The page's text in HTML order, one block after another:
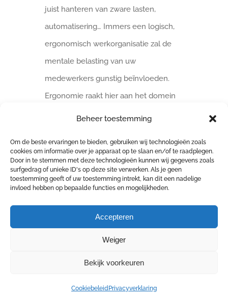
Beheer toestemming
Om de beste ervaringen te bieden, gebruiken wij technologieën zoals
cookies om informatie over je apparaat op te slaan en/of te raadplegen.
Door in te stemmen met deze technologieën kunnen wij gegevens zoals
surfgedrag of unieke ID's op deze site verwerken. Als je geen
toestemming geeft of uw toestemming intrekt, kan dit een nadelige
invloed hebben op bepaalde functies en mogelijkheden.
Accepteren
Weiger
Bekijk voorkeuren
Cookiebeleid Privacyverklaring
juist hanteren van zware lasten,
automatisering… Immers een logisch,
ergonomisch werkorganisatie zal de
mentale belasting van uw
medewerkers gunstig beïnvloeden.
Ergonomie raakt hier aan het domein
COPYRIGHT 2026 4 SAFE | Goswinstraat 14 - 8570